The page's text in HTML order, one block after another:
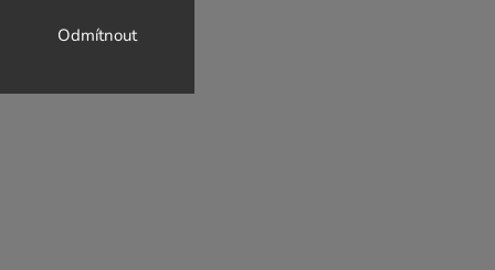
Odmítnout